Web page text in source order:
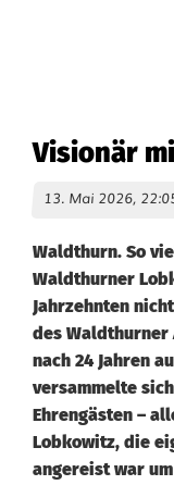
Visionär
13. Mai 2026,
Waldthurn. So
Waldthurner
Jahrzehnten
des
nach 24 Jahren
versammelte
Ehrengästen –
Lobkowitz, die
angereist war